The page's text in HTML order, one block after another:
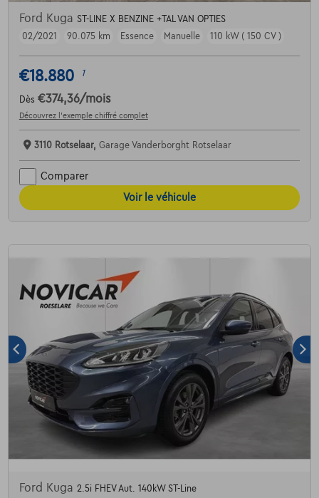
Ford Kuga ST-LINE X BENZINE +TAL VAN OPTIES
02/2021
90.075 km Essence Manuelle 110 kW ( 150 CV )
€18.880 1
Dès €374,36/mois
Découvrez l’exemple chiffré complet
3110 Rotselaar, Garage Vanderborght Rotselaar
Comparer
Voir le véhicule
Ford Kuga 2.5i FHEV Aut. 140kW ST-Line